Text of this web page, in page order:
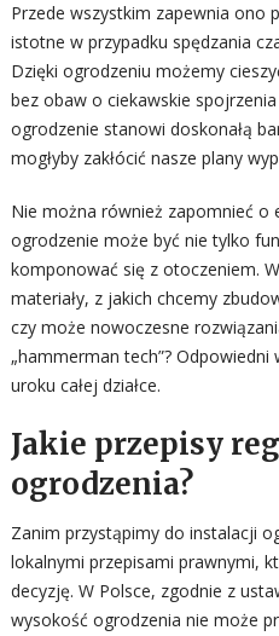
Przede wszystkim zapewnia ono
istotne w przypadku spędzania
Dzięki ogrodzeniu możemy
bez obaw o ciekawskie
ogrodzenie stanowi doskonałą
mogłyby zakłócić nasze plany
Nie można również zapomnieć o
ogrodzenie może być nie tylko
komponować się z otoczeniem.
materiały, z jakich chcemy
czy może nowoczesne
„hammerman tech”?
uroku całej działce.
Jakie przepisy
ogrodzenia?
Zanim przystąpimy do instalacji
lokalnymi przepisami prawnymi,
decyzję. W Polsce, zgodnie z
wysokość ogrodzenia nie może